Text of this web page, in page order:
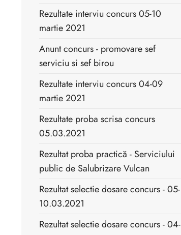
Rezultate interviu concurs 05-10
martie 2021
Anunt concurs - promovare sef
serviciu si sef birou
Rezultate interviu concurs 04-09
martie 2021
Rezultate proba scrisa concurs
05.03.2021
Rezultat proba practică - Serviciului
public de Salubrizare Vulcan
Rezultat selectie dosare concurs - 05-
10.03.2021
Rezultat selectie dosare concurs - 04-